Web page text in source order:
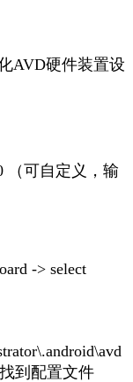
AVD硬件装置设
（可自定义，输
-> select
到配置文件